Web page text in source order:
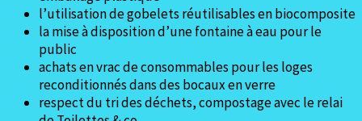
l’utilisation de gobelets réutilisables en biocomposite
la mise à disposition d’une fontaine à eau pour le
public
achats en vrac de consommables pour les loges
reconditionnés dans des bocaux en verre
respect du tri des déchets, compostage avec le relai